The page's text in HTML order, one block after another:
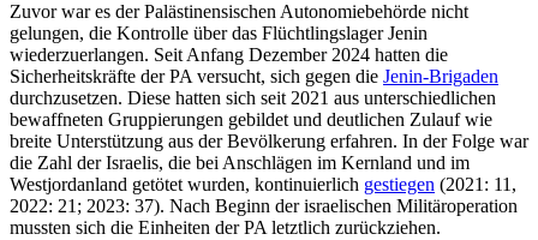
Zuvor war es der Palästinensischen Auto­nomiebehörde nicht
gelungen, die Kontrol­le über das Flüchtlingslager Jenin
wiederzuerlangen. Seit Anfang Dezember 2024 hatten die
Sicherheitskräfte der PA ver­sucht, sich gegen die Jenin-Brigaden
durch­zusetzen. Diese hatten sich seit 2021 aus unterschiedlichen
bewaffneten Grup­pie­rungen gebildet und deutlichen Zulauf wie
breite Unterstützung aus der Bevölkerung erfahren. In der Folge war
die Zahl der Israelis, die bei Anschlägen im Kernland und im
Westjordanland getötet wurden, kontinuierlich gestiegen (2021: 11,
2022: 21; 2023: 37). Nach Beginn der israelischen Militäroperation
mussten sich die Einheiten der PA letztlich zurückziehen.